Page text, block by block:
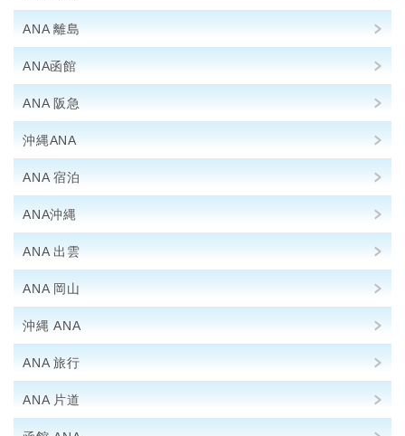
ANA 離島
ANA函館
ANA 阪急
沖縄ANA
ANA 宿泊
ANA沖縄
ANA 出雲
ANA 岡山
沖縄 ANA
ANA 旅行
ANA 片道